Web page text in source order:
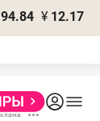
94.84 ¥ 12.17